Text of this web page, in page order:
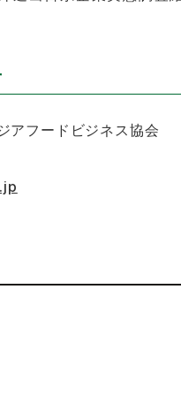
アフードビジネス協会